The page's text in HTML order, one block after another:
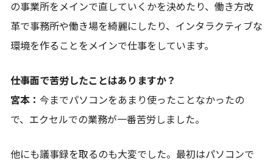
の事業所をメインで直していくかを決めたり、働き方改
革で事務所や働き場を綺麗にしたり、インタラクティブな
環境を作ることをメインで仕事をしています。
――仕事面で苦労したことはありますか？
宮本： 今までパソコンをあまり使ったことなかったの
で、エクセルでの業務が一番苦労しました。
他にも議事録を取るのも大変でした。最初はパソコンで